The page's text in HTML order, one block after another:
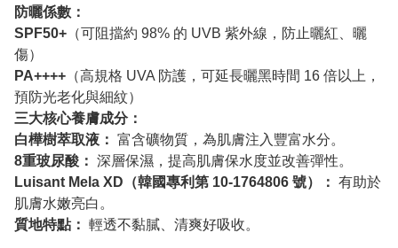
防曬係數：
SPF50+ （可阻擋約 98% 的 UVB 紫外線，防止曬紅、曬
傷）
PA++++ （高規格 UVA 防護，可延長曬黑時間 16 倍以上，
預防光老化與細紋）
三大核心養膚成分：
白樺樹萃取液： 富含礦物質，為肌膚注入豐富水分。
8重玻尿酸： 深層保濕，提高肌膚保水度並改善彈性。
Luisant Mela XD（韓國專利第 10-1764806 號）： 有助於
肌膚水嫩亮白。
質地特點： 輕透不黏膩、清爽好吸收。